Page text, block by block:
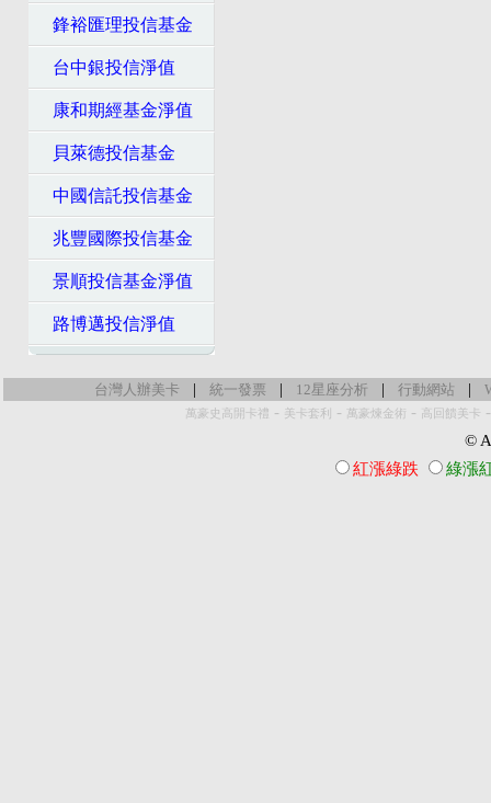
鋒裕匯理投信基金
台中銀投信淨值
康和期經基金淨值
貝萊德投信基金
中國信託投信基金
兆豐國際投信基金
景順投信基金淨值
路博邁投信淨值
台灣人辦美卡 | 統一發票 | 12星座分析 | 行動網站 |
萬豪史高開卡禮 - 美卡套利 - 萬豪煉金術 - 高回饋美卡
©
紅漲綠跌
綠漲